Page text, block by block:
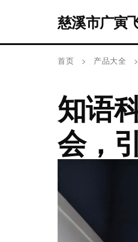
慈溪市广寅
首页 > 产品大全 >
知语
会，